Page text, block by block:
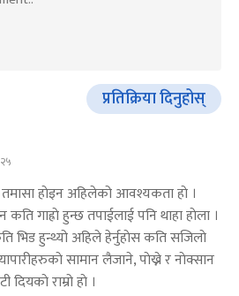
प्रतिक्रिया दिनुहोस्
तमासा हाेइन अहिलेको आवश्यकता हाे ।
गाह्राे हुन्छ तपाईलाई पनि थाहा हाेला ।
भिड हुन्थ्यो अहिले हेर्नुहाेस कति सजिलाे
सामान लैजाने, पाेख्ने र नाेक्सान
दियकाे राम्रो हाे ।